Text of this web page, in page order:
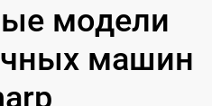
модели
машин